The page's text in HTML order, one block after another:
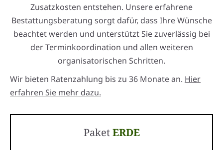
Zusatzkosten entstehen. Unsere erfahrene
Bestattungsberatung sorgt dafür, dass Ihre Wünsche
beachtet werden und unterstützt Sie zuverlässig bei
der Terminkoordination und allen weiteren
organisatorischen Schritten.
Wir bieten Ratenzahlung bis zu 36 Monate an. Hier
erfahren Sie mehr dazu.
PaketERDE